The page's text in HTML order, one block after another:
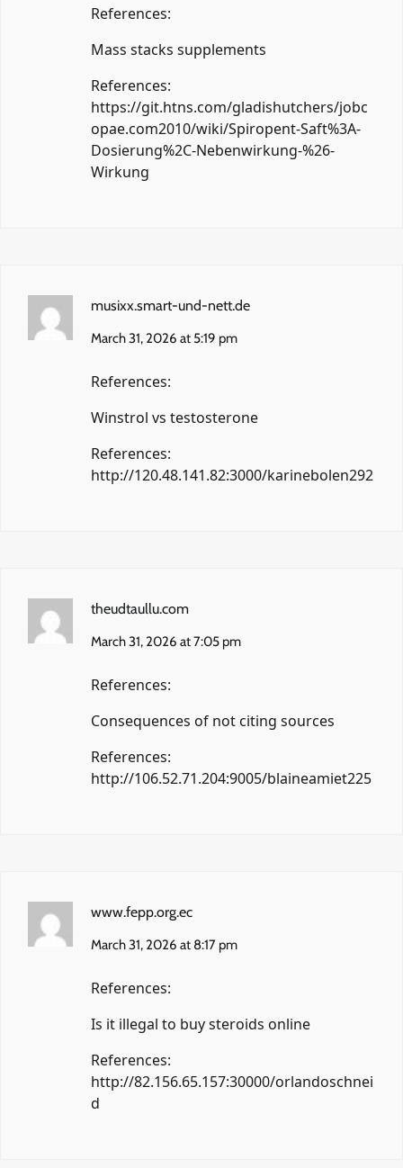
References:
Mass stacks supplements
References:
https://git.htns.com/gladishutchers/jobc
opae.com2010/wiki/Spiropent-Saft%3A-
Dosierung%2C-Nebenwirkung-%26-
Wirkung
musixx.smart-und-nett.de
March 31, 2026 at 5:19 pm
References:
Winstrol vs testosterone
References:
http://120.48.141.82:3000/karinebolen292
theudtaullu.com
March 31, 2026 at 7:05 pm
References:
Consequences of not citing sources
References:
http://106.52.71.204:9005/blaineamiet225
www.fepp.org.ec
March 31, 2026 at 8:17 pm
References:
Is it illegal to buy steroids online
References:
http://82.156.65.157:30000/orlandoschnei
d